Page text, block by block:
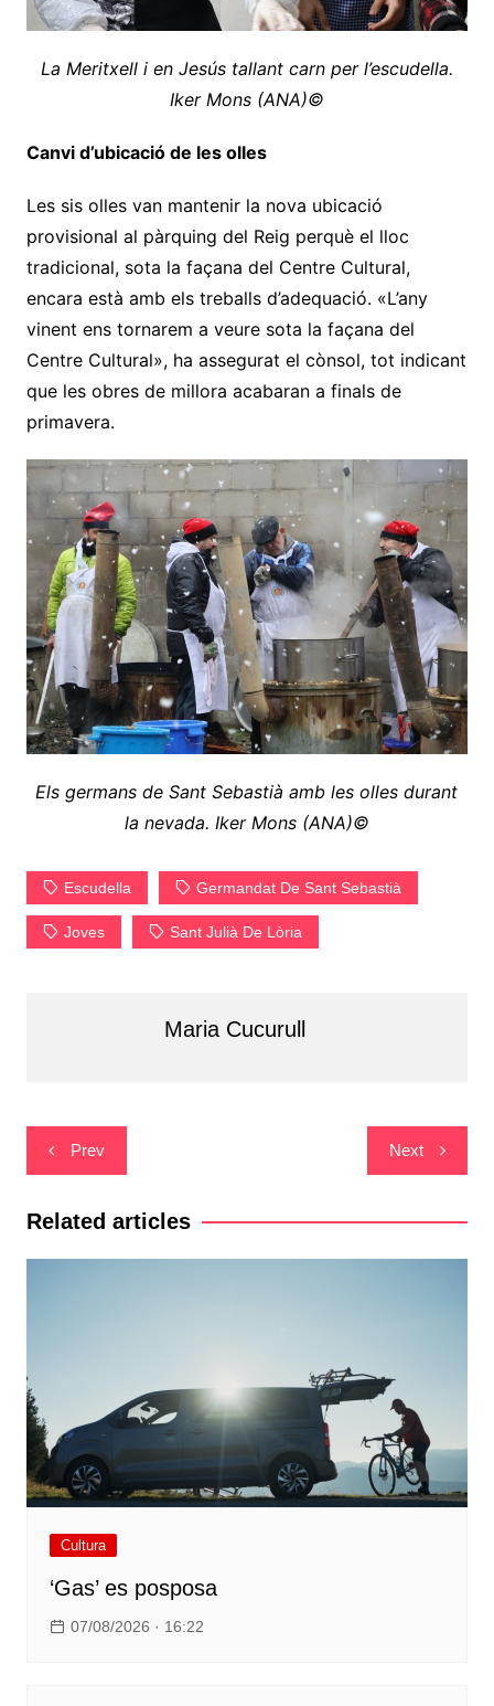
La Meritxell i en Jesús tallant carn per l’escudella.
Iker Mons (ANA)©
Canvi d’ubicació de les olles
Les sis olles van mantenir la nova ubicació
provisional al pàrquing del Reig perquè el lloc
tradicional, sota la façana del Centre Cultural,
encara està amb els treballs d’adequació. «L’any
vinent ens tornarem a veure sota la façana del
Centre Cultural», ha assegurat el cònsol, tot indicant
que les obres de millora acabaran a finals de
primavera.
Els germans de Sant Sebastià amb les olles durant
la nevada. Iker Mons (ANA)©
Escudella Germandat De Sant Sebastià
Joves Sant Julià De Lòria
Maria Cucurull
Navegació
d'entrades
Prev Next
Related articles
Cultura
‘Gas’ es posposa
07/08/2026 · 16:22